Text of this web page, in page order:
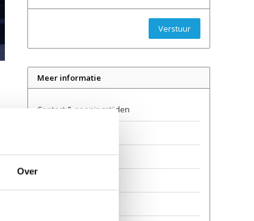
Over
Verstuur
Meer informatie
Contact & openingstijden
Levering